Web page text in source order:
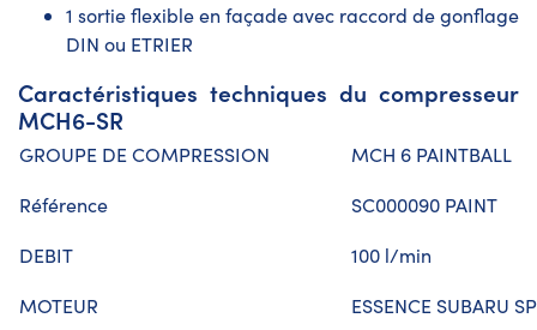
1 sortie flexible en façade avec raccord de gonflage
DIN ou ETRIER
Caractéristiques techniques du compresseur
MCH6-SR
GROUPE DE COMPRESSION
MCH 6 PAINTBALL
Référence
SC000090 PAINT
DEBIT
100 l/min
MOTEUR
ESSENCE SUBARU